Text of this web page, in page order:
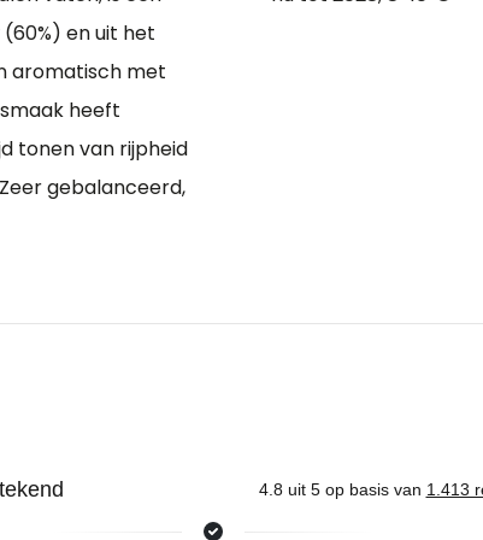
en uit het
aromatisch met
heeft
tonen van rijpheid
gebalanceerd,